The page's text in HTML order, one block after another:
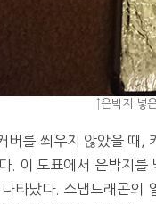
↑은박지 넣
를 씌우지 않았을 때,
. 이 도표에서 은박지를
타났다. 스냅드래곤의